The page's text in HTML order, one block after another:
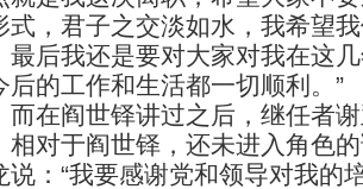
式，君子之交淡如水，我希望
最后我还是要对大家对我在这
后的工作和生活都一切顺利。”
阎世铎讲过之后，继任者谢
相对于阎世铎，还未进入角色
说：“我要感谢党和领导对我的